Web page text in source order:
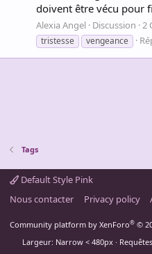
doivent être vécu pour
Alexia Angel Discussion 2
tristesse
vengeance
Tags
Default Style Pink
Nous contacter
Privacy policy
Community platform by XenForo® ©
Largeur
Requêtes